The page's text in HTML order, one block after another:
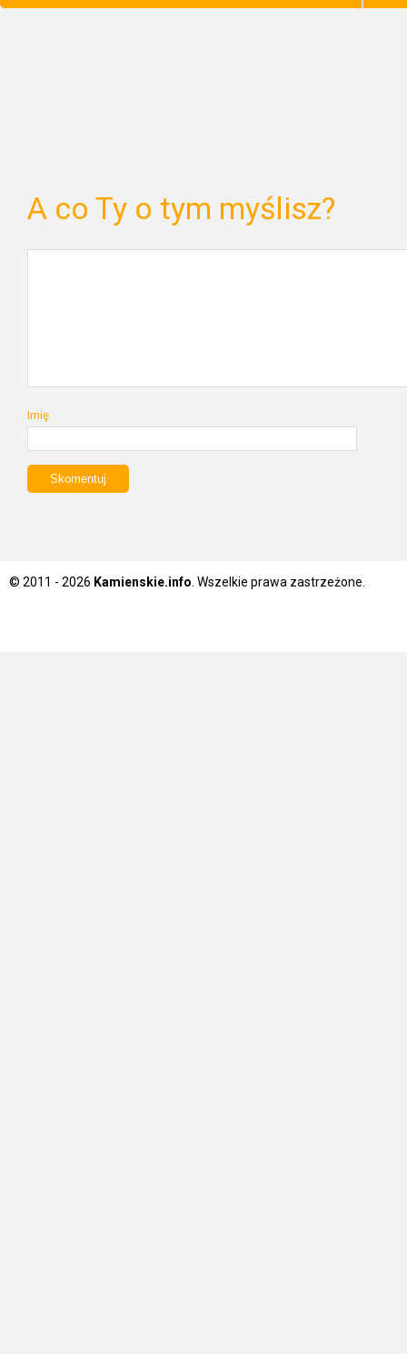
A co Ty o tym myślisz?
Imię
© 2011 - 2026 Kamienskie.info . Wszelkie prawa zastrzeżone.